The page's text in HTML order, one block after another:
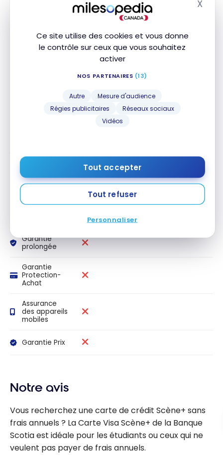
Ce site utilise des cookies et vous donne
le contrôle sur ceux que vous souhaitez
activer
NOS PARTENAIRES (13)
Autre
Mesure d'audience
Régies publicitaires
Réseaux sociaux
Vidéos
Tout accepter
Tout refuser
Personnaliser
X
des véhicules
de location
couverture. Les conditions générales s’appliquent.*
Autres assurances
Garantie
prolongée
Garantie
Protection-
Achat
Assurance
des appareils
mobiles
Garantie Prix
Notre avis
Vous recherchez une carte de crédit Scène+ sans
frais annuels ? La Carte Visa Scène+ de la Banque
Scotia est idéale pour les étudiants ou ceux qui ne
veulent pas payer de frais annuels.